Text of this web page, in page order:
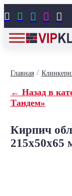
    
Главная/
← Назад в
Тандем»
Кирпич
215x50x65